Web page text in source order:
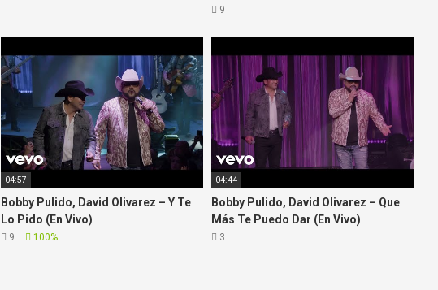
9
04:57
Bobby Pulido, David Olivarez – Y Te
Lo Pido (En Vivo)
9 100%
04:44
Bobby Pulido, David Olivarez – Que
Más Te Puedo Dar (En Vivo)
3